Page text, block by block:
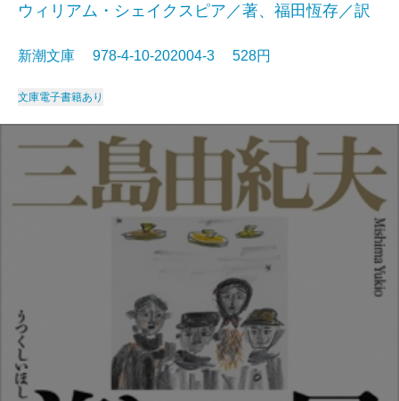
ウィリアム・シェイクスピア／著、福田恆存／訳
新潮文庫 978-4-10-202004-3 528円
文庫電子書籍あり